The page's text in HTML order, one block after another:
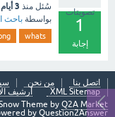
تصويتات
1
إجابة
سُئل منذ 3 أيام
بواسطة باحث
whats
اتصل بنا من نحن
XML Sitemap
أرشيف
Theme by Q2A Market
by Question2Answer